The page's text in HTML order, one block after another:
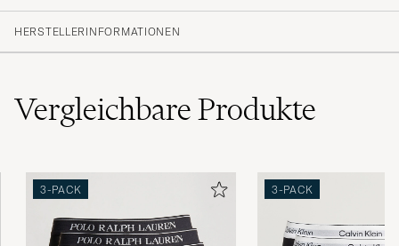
(34)
(4)
super bequem
MUSA A GEKAUFT AM AUF CAREOFCARL.DE
HERSTELLERINFORMATIONEN
VergleichbareProdukte
3-PACK 3-PACK